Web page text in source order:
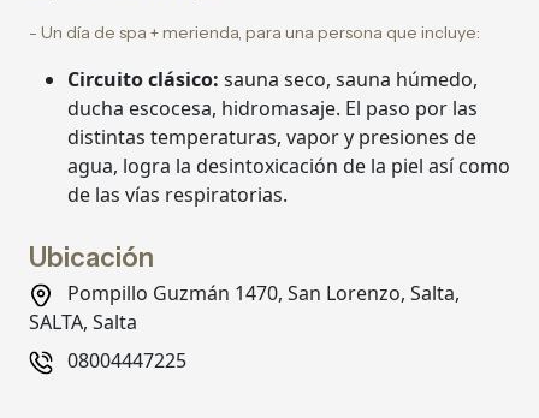
- Un día de spa + merienda, para una persona que incluye:
Circuito clásico: sauna seco, sauna húmedo,
ducha escocesa, hidromasaje. El paso por las
distintas temperaturas, vapor y presiones de
agua, logra la desintoxicación de la piel así como
de las vías respiratorias.
Ubicación
Pompillo Guzmán 1470, San Lorenzo, Salta,
SALTA, Salta
08004447225